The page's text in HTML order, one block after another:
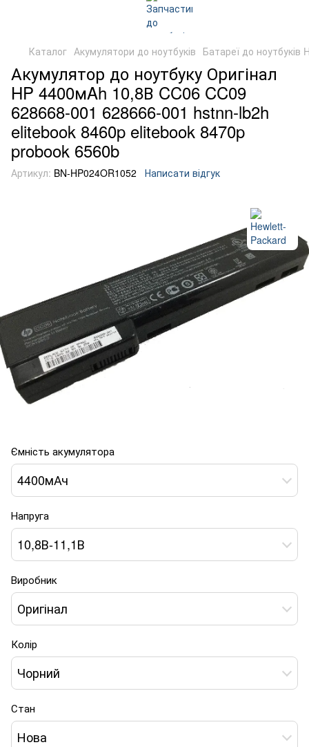
Каталог Акумулятори до ноутбуків Батареї до ноутбуків
Акумулятор до ноутбуку Оригінал
HP 4400мAh 10,8В CC06 CC09
628668-001 628666-001 hstnn-lb2h
elitebook 8460p elitebook 8470p
probook 6560b
Артикул: BN-HP024OR1052 Написати відгук
Ємність акумулятора
4400мАч
Напруга
10,8В-11,1В
Виробник
Оригінал
Колір
Чорний
Стан
Нова